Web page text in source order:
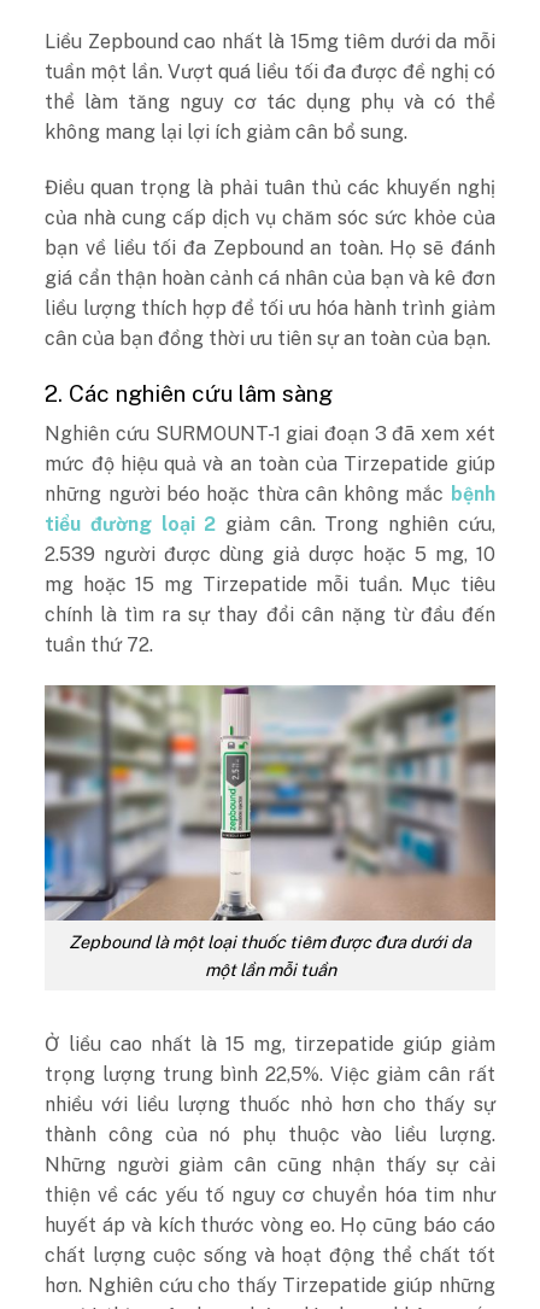
Liều Zepbound cao nhất là 15mg tiêm dưới da mỗi
tuần một lần. Vượt quá liều tối đa được đề nghị có
thể làm tăng nguy cơ tác dụng phụ và có thể
không mang lại lợi ích giảm cân bổ sung.
Điều quan trọng là phải tuân thủ các khuyến nghị
của nhà cung cấp dịch vụ chăm sóc sức khỏe của
bạn về liều tối đa Zepbound an toàn. Họ sẽ đánh
giá cẩn thận hoàn cảnh cá nhân của bạn và kê đơn
liều lượng thích hợp để tối ưu hóa hành trình giảm
cân của bạn đồng thời ưu tiên sự an toàn của bạn.
2. Các nghiên cứu lâm sàng
Nghiên cứu SURMOUNT-1 giai đoạn 3 đã xem xét
mức độ hiệu quả và an toàn của Tirzepatide giúp
những người béo hoặc thừa cân không mắc bệnh
tiểu đường loại 2 giảm cân. Trong nghiên cứu,
2.539 người được dùng giả dược hoặc 5 mg, 10
mg hoặc 15 mg Tirzepatide mỗi tuần. Mục tiêu
chính là tìm ra sự thay đổi cân nặng từ đầu đến
tuần thứ 72.
Zepbound là một loại thuốc tiêm được đưa dưới da
một lần mỗi tuần
Ở liều cao nhất là 15 mg, tirzepatide giúp giảm
trọng lượng trung bình 22,5%. Việc giảm cân rất
nhiều với liều lượng thuốc nhỏ hơn cho thấy sự
thành công của nó phụ thuộc vào liều lượng.
Những người giảm cân cũng nhận thấy sự cải
thiện về các yếu tố nguy cơ chuyển hóa tim như
huyết áp và kích thước vòng eo. Họ cũng báo cáo
chất lượng cuộc sống và hoạt động thể chất tốt
hơn. Nghiên cứu cho thấy Tirzepatide giúp những